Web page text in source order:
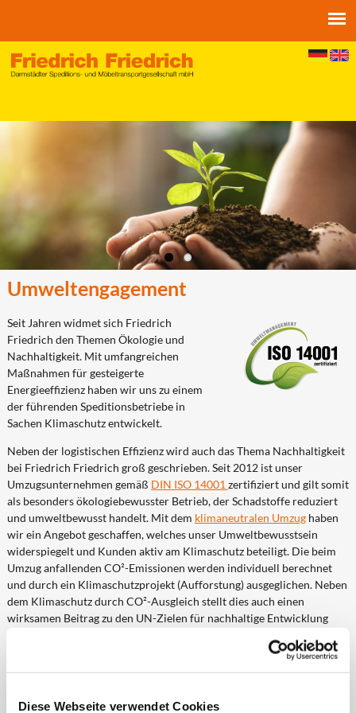
Diese Webseite verwendet Cookies
Umweltengagement
Seit Jahren widmet sich Friedrich
Friedrich den Themen Ökologie und
Nachhaltigkeit. Mit umfangreichen
Maßnahmen für gesteigerte
Energieeffizienz haben wir uns zu einem
der führenden Speditionsbetriebe in
Sachen Klimaschutz entwickelt.
Neben der logistischen Effizienz wird auch das Thema Nachhaltigkeit
bei Friedrich Friedrich groß geschrieben. Seit 2012 ist unser
Umzugsunternehmen gemäß DIN ISO 14001 zertifiziert und gilt somit
als besonders ökologiebewusster Betrieb, der Schadstoffe reduziert
und umweltbewusst handelt. Mit dem klimaneutralen Umzughaben
wir ein Angebot geschaffen, welches unser Umweltbewusstsein
widerspiegelt und Kunden aktiv am Klimaschutz beteiligt. Die beim
Umzug anfallenden CO²-Emissionen werden individuell berechnet
und durch ein Klimaschutzprojekt (Aufforstung) ausgeglichen. Neben
dem Klimaschutz durch CO²-Ausgleich stellt dies auch einen
wirksamen Beitrag zu den UN-Zielen für nachhaltige Entwicklung